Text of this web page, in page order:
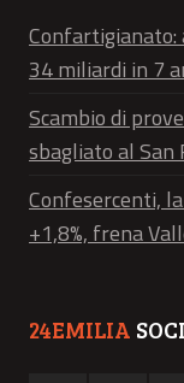
34 miliardi in 7
Scambio di
sbagliato al
Confesercenti,
+1,8%, frena
24EMILIA